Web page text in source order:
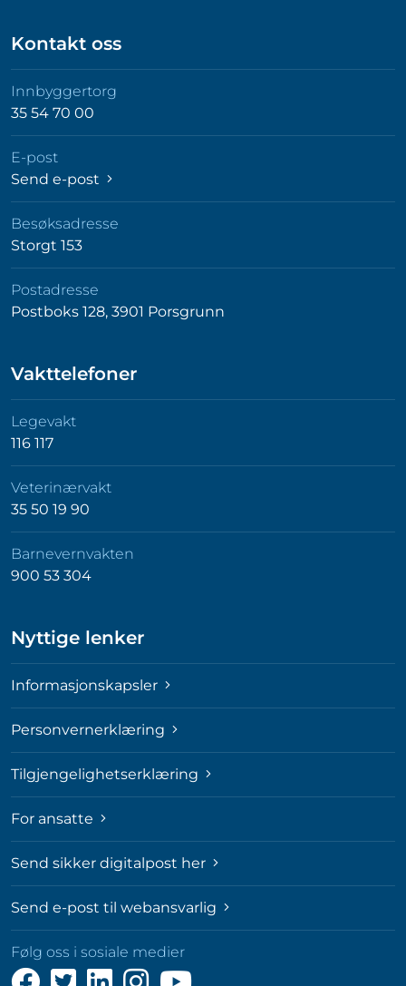
Kontakt oss
Innbyggertorg
35 54 70 00
E-post
Send e-post
Besøksadresse
Storgt 153
Postadresse
Postboks 128, 3901 Porsgrunn
Vakttelefoner
Legevakt
116 117
Veterinærvakt
35 50 19 90
Barnevernvakten
900 53 304
Nyttige lenker
Informasjonskapsler
Personvernerklæring
Tilgjengelighetserklæring
For ansatte
Send sikker digitalpost her
Send e-post til webansvarlig
Følg oss i sosiale medier
Følg
Følg Følg Følg Følg